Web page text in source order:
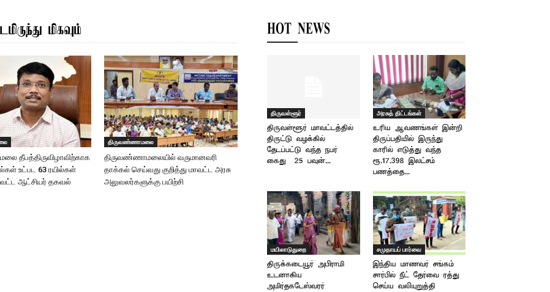
மிகவும்
தீபத்திருவிழாவிற்காக
உட்பட 63 ரயில்கள்
ஆட்சியர் தகவல்
திருவண்ணாமலை
திருவண்ணாமலையில் வருமானவரி
தாக்கல் செய்வது குறித்து மாவட்ட அரசு
அலுவலர்களுக்கு பயிற்சி
HOT NEWS
திருவள்ளூர்
திருவள்ளூர் மாவட்டத்தில்
திருட்டு வழக்கில்
தேடப்பட்டு வந்த நபர்
கைது – 25 பவுன்...
அரசுத் திட்டங்கள்
உரிய ஆவணங்கள் இன்றி
திருப்பதியில் இருந்து
காரில் எடுத்து வந்த
ரூ.17.398 இலட்சம்
பணத்தை...
மயிலாடுதுறை
திருக்கடையூர் அபிராமி
உடனாகிய
அமிர்தகடேஸ்வரர்
சமுதாயப் பார்வை
இந்திய மாணவர் சங்கம்
சார்பில் நீட் தேர்வை ரத்து
செய்ய வலியுறுத்தி